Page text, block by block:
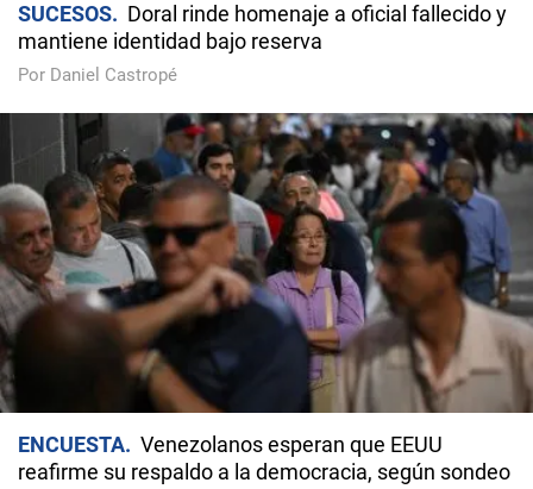
SUCESOS
Doral rinde homenaje a oficial fallecido y
mantiene identidad bajo reserva
Por Daniel Castropé
ENCUESTA
Venezolanos esperan que EEUU
reafirme su respaldo a la democracia, según sondeo